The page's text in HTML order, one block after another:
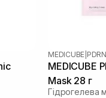
MEDICUBE
MEDICUBE
Mask 28 г
Гідрогелева